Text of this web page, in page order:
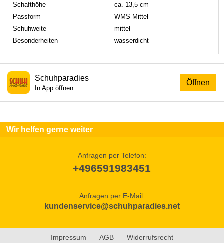
Schafthöhe
ca. 13,5 cm
Passform
WMS Mittel
Schuhweite
mittel
Besonderheiten
wasserdicht
Öffnen
Schuhparadies
In App öffnen
Wir helfen gerne weiter
Anfragen per Telefon:
+496591983451
Anfragen per E-Mail:
kundenservice@schuhparadies.net
Impressum AGB Widerrufsrecht